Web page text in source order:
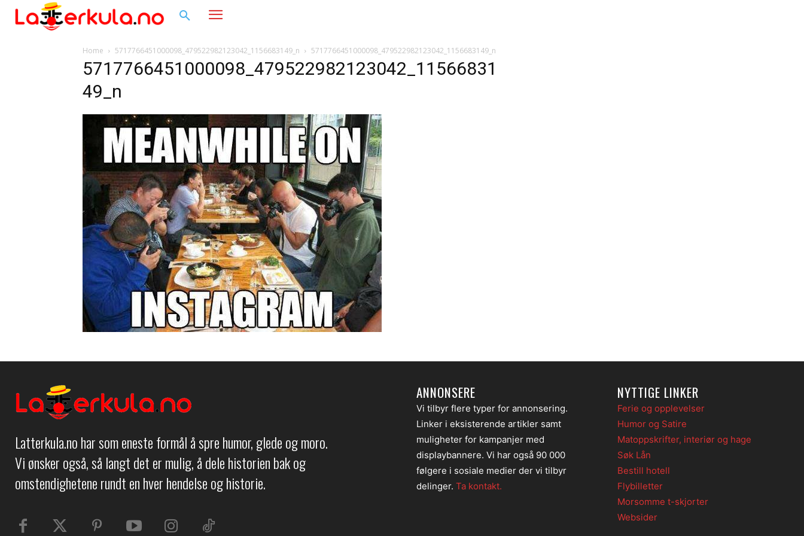
Home 5717766451000098_479522982123042_1156683149_n 5717766451000098_479522982123042_1156683149_n
5717766451000098_479522982123042_11566831
49_n
Latterkula.no har som eneste formål å spre humor, glede og moro.
Vi ønsker også, så langt det er mulig, å dele historien bak og
omstendighetene rundt en hver hendelse og historie.
ANNONSERE
Vi tilbyr flere typer for annonsering.
Linker i eksisterende artikler samt
muligheter for kampanjer med
displaybannere. Vi har også 90 000
følgere i sosiale medier der vi tilbyr
delinger. Ta kontakt.
NYTTIGE LINKER
Ferie og opplevelser
Humor og Satire
Matoppskrifter, interiør og hage
Søk Lån
Bestill hotell
Flybilletter
Morsomme t-skjorter
Websider